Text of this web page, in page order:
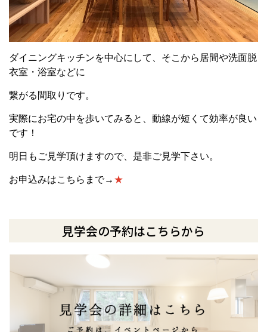
ダイニングキッチンを中心にして、そこから居間や洗面脱
衣室・浴室などに
繋がる間取りです。
実際にお宅の中を歩いてみると、動線が短くて効率が良い
です！
明日もご見学頂けますので、是非ご見学下さい。
お申込みはこちらまで→ ★
見学会の予約はこちらから